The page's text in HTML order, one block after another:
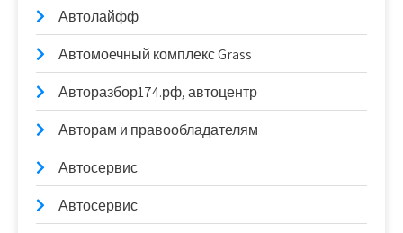
Автолайфф
Автомоечный комплекс Grass
Авторазбор174.рф, автоцентр
Авторам и правообладателям
Автосервис
Автосервис